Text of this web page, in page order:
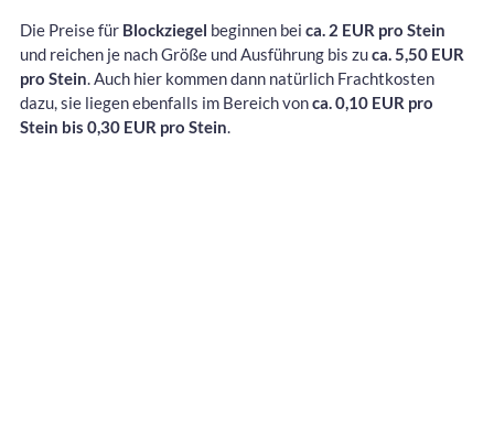
Die Preise für Blockziegel beginnen bei ca. 2 EUR pro Stein
und reichen je nach Größe und Ausführung bis zuca. 5,50 EUR
pro Stein. Auch hier kommen dann natürlich Frachtkosten
dazu, sie liegen ebenfalls im Bereich vonca. 0,10 EUR pro
Stein bis 0,30 EUR pro Stein.